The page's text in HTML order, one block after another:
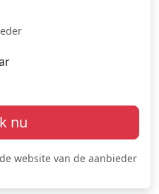
nu
website van de aanbieder